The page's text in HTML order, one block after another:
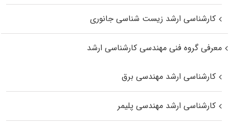
کارشناسی ارشد زیست‌ شناسی جانوری
معرفی گروه فنی مهندسی کارشناسی ارشد
کارشناسی ارشد مهندسی برق
کارشناسی ارشد مهندسی پلیمر